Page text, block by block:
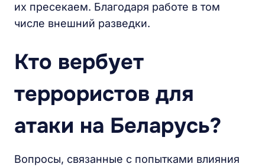
их пресекаем. Благодаря работе в том
числе внешний разведки.
Кто вербует
террористов для
атаки на Беларусь?
Вопросы, связанные с попытками влияния